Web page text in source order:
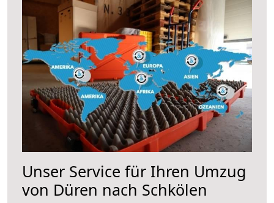
Unser Service für Ihren Umzug
von Düren nach Schkölen